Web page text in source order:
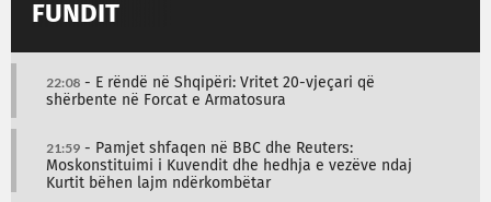
FUNDIT
22:08 - E rëndë në Shqipëri: Vritet 20-vjeçari që
shërbente në Forcat e Armatosura
21:59 - Pamjet shfaqen në BBC dhe Reuters:
Moskonstituimi i Kuvendit dhe hedhja e vezëve ndaj
Kurtit bëhen lajm ndërkombëtar